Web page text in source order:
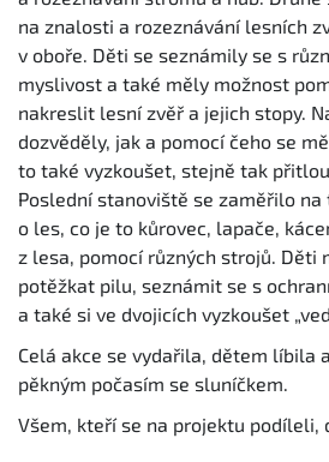
na znalosti a rozeznávání lesních
v oboře. Děti se seznámily se s
myslivost a také měly možnost
nakreslit lesní zvěř a jejich stopy.
dozvěděly, jak a pomocí čeho se
to také vyzkoušet, stejně tak
Poslední stanoviště se zaměřilo na
o les, co je to kůrovec, lapače,
z lesa, pomocí různých strojů. Děti
potěžkat pilu, seznámit se s
a také si ve dvojicích vyzkoušet
Celá akce se vydařila, dětem líbila
pěkným počasím se sluníčkem.
Všem, kteří se na projektu podíleli,